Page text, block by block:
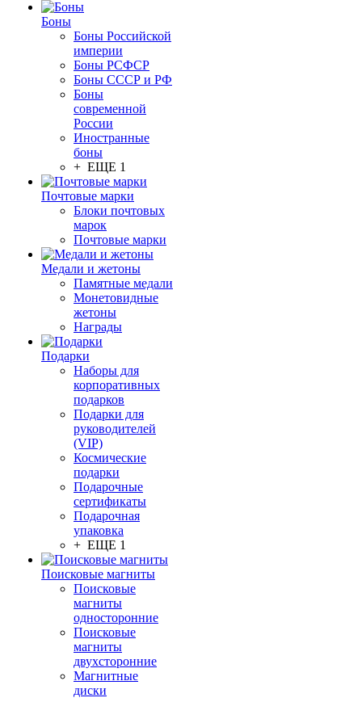
Боны
Боны Российской
империи
Боны РСФСР
Боны СССР и РФ
Боны
современной
России
Иностранные
боны
+ ЕЩЕ 1
Почтовые марки
Блоки почтовых
марок
Почтовые марки
Медали и жетоны
Памятные медали
Монетовидные
жетоны
Награды
Подарки
Наборы для
корпоративных
подарков
Подарки для
руководителей
(VIP)
Космические
подарки
Подарочные
сертификаты
Подарочная
упаковка
+ ЕЩЕ 1
Поисковые магниты
Поисковые
магниты
односторонние
Поисковые
магниты
двухсторонние
Магнитные
диски